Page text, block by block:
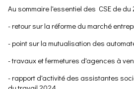
Au sommaire l'essentiel des CSE de du
- retour sur la réforme du marché
- point sur la mutualisation des
- travaux et fermetures d'agences à
- rapport d'activité des assistantes